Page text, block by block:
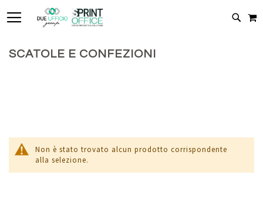
CERCA
SCATOLE E CONFEZIONI
Non è stato trovato alcun prodotto corrispondente
alla selezione.